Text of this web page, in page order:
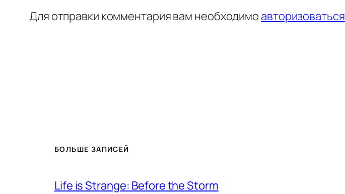
Для отправки комментария вам необходимо авторизоваться
БОЛЬШЕ ЗАПИСЕЙ
Life is Strange: Before the Storm